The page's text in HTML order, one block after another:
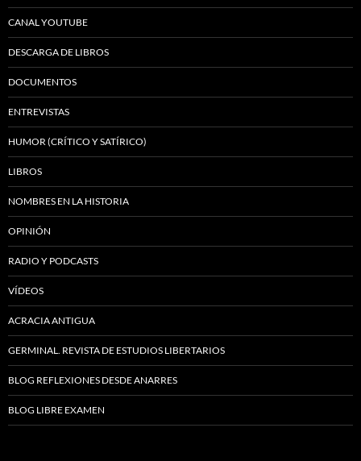
CANAL YOUTUBE
DESCARGA DE LIBROS
DOCUMENTOS
ENTREVISTAS
HUMOR (CRÍTICO Y SATÍRICO)
LIBROS
NOMBRES EN LA HISTORIA
OPINIÓN
RADIO Y PODCASTS
VÍDEOS
ACRACIA ANTIGUA
GERMINAL. REVISTA DE ESTUDIOS LIBERTARIOS
BLOG REFLEXIONES DESDE ANARRES
BLOG LIBRE EXAMEN